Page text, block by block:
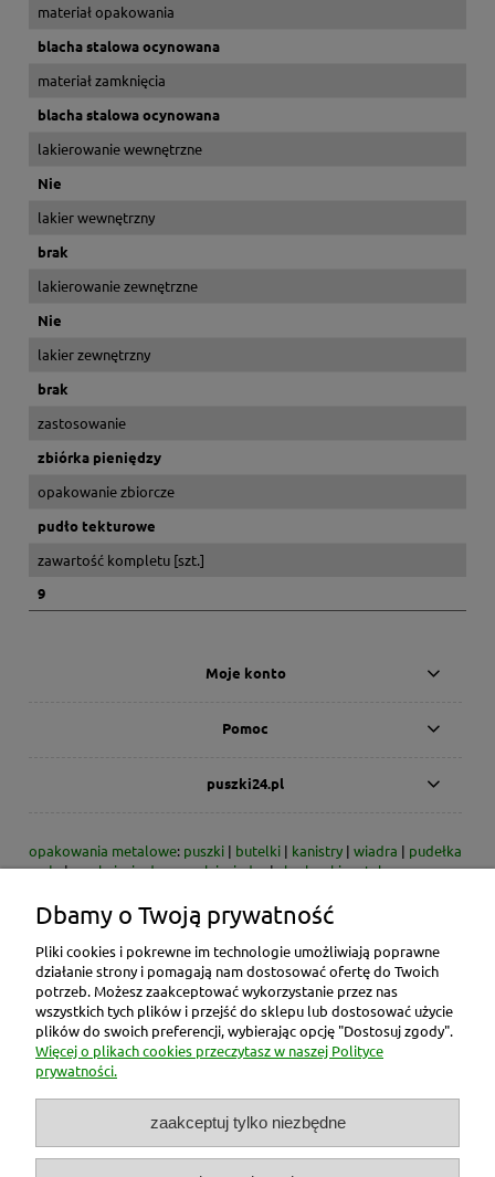
materiał opakowania
blacha stalowa ocynowana
materiał zamknięcia
blacha stalowa ocynowana
lakierowanie wewnętrzne
Nie
lakier wewnętrzny
brak
lakierowanie zewnętrzne
Nie
lakier zewnętrzny
brak
zastosowanie
zbiórka pieniędzy
opakowanie zbiorcze
pudło tekturowe
zawartość kompletu [szt.]
9
Moje konto
Pomoc
puszki24.pl
opakowania metalowe: puszki | butelki | kanistry | wiadra | pudełka
małe|zamknięcia do puszek i wiader|skarbonki metalowe
* dzisiaj/dni - dotyczy dni roboczych
* zdjęcia produktów - przykładowe zdjęcia danego typu produktu;
rzeczywiste wymiary podane są w opisie / danych technicznych
* ceny produktów zawierają rabat 2% obowiązujący przy płatności
gotówką lub przelewem bankowym
Opakowania metalowe znajdują zastosowanie jako pojemniki m.in.
do: substancji chemicznych, farb, lakierów, rozpuszczalników,
artykułów spożywczych, cukierków, świec, wosku, past do butów,
W przypadku ilości paletowych oferujemy indywidualną ofertę
uwzględniającą odpowiednie rabaty w zależności od całkowitej
Dbamy o Twoją prywatność
Pliki cookies i pokrewne im technologie umożliwiają poprawne
działanie strony i pomagają nam dostosować ofertę do Twoich
potrzeb. Możesz zaakceptować wykorzystanie przez nas
wszystkich tych plików i przejść do sklepu lub dostosować użycie
plików do swoich preferencji, wybierając opcję "Dostosuj zgody".
Więcej o plikach cookies przeczytasz w naszej Polityce
prywatności.
zaakceptuj tylko niezbędne